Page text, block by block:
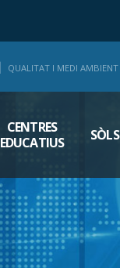
QUALITAT I MEDI AMBIENT
CENTRES
EDUCATIUS
SÒLS